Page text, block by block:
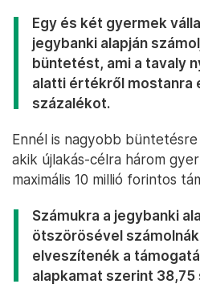
Egy és két gyermek
jegybanki alapján
büntetést, ami a tavaly
alatti értékről mostanra
százalékot.
Ennél is nagyobb
akik újlakás-célra három
maximális 10 millió forintos
Számukra a jegybanki
ötszörösével
elveszítenék a
alapkamat szerint 38,75